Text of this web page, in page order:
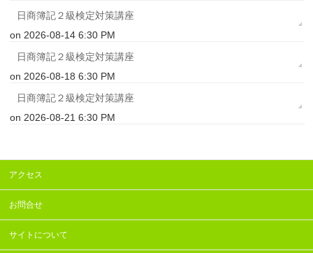
日商簿記２級検定対策講座
on 2026-08-14 6:30 PM
日商簿記２級検定対策講座
on 2026-08-18 6:30 PM
日商簿記２級検定対策講座
on 2026-08-21 6:30 PM
アクセス
お問合せ
サイトについて